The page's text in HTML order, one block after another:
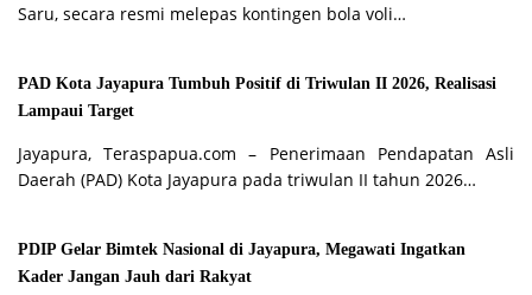
Saru, secara resmi melepas kontingen bola voli…
PAD Kota Jayapura Tumbuh Positif di Triwulan II 2026, Realisasi
Lampaui Target
Jayapura, Teraspapua.com – Penerimaan Pendapatan Asli
Daerah (PAD) Kota Jayapura pada triwulan II tahun 2026…
PDIP Gelar Bimtek Nasional di Jayapura, Megawati Ingatkan
Kader Jangan Jauh dari Rakyat